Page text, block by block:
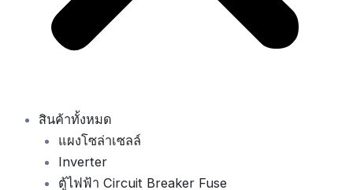
สินค้าทั้งหมด
แผงโซล่าเซลล์
Inverter
ตู้ไฟฟ้า Circuit Breaker Fuse